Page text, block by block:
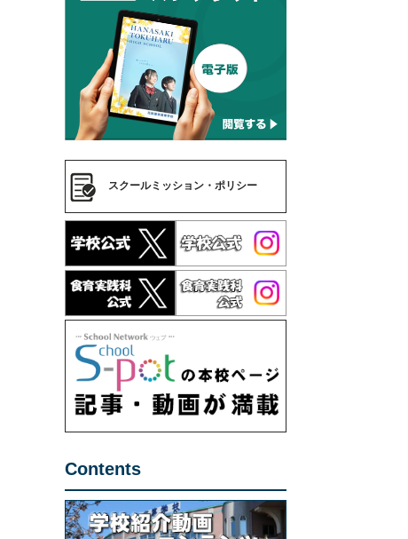
スクールミッション・ポリシー
Contents